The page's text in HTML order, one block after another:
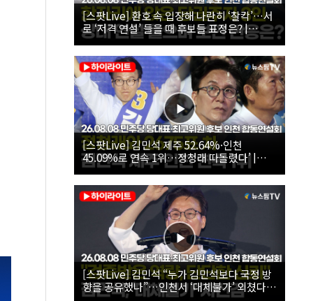
[스팟Live] 환호 속 입장해 나란히 ‘찰칵’…서
로 ‘저격 연설’ 들을 때 후보들 표정은? |
26.08.08 더불어민주당 당대표·최고위원 후
보 인천 합동연설회
[스팟Live] 김민석 제주 52.64%·인천
45.09%로 연속 1위…정청래 따돌렸다’ |
26.08.08 더불어민주당 당대표·최고위원 후
보 인천 합동연설회
[스팟Live] 김민석 “누가 김민석보다 국정 방
향을 공유했나”…인천서 ‘대체불가’ 외쳤다 |